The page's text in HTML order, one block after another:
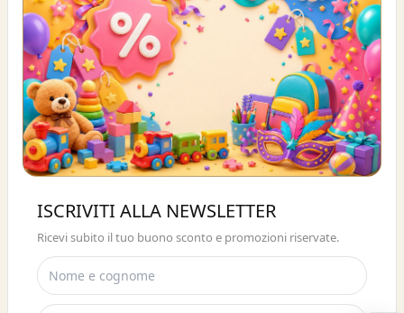
ISCRIVITI E OTTIENI SUBITO UNO
SCONTO DEL 10%
ISCRIVITI ALLA NEWSLETTER
Ricevi subito il tuo buono sconto e promozioni riservate.